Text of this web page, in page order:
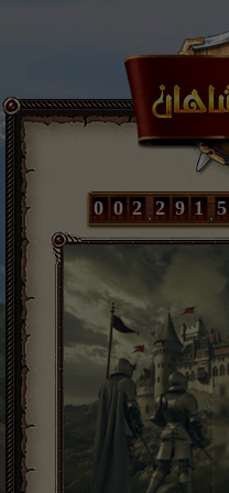
0 0 2 2 9 1 5